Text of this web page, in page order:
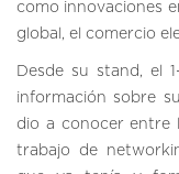
como innovaciones
global, el comercio
Desde su stand, el
información sobre
dio a conocer entre
trabajo de